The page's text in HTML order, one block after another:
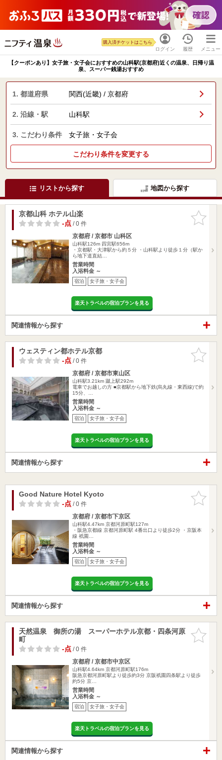
ログイン
購入済チケットはこちら
履歴 メニュー
【クーポンあり】女子旅・女子会におすすめの山科駅(京都府)近くの温泉、日帰り温
泉、スーパー銭湯おすすめ
1. 都道府県 関西(近畿) / 京都府
2. 沿線・駅 山科駅
3. こだわり条件 女子旅・女子会
こだわり条件を変更する
リストから探す 地図から探す
お気に入
りに追加
京都山科 ホテル山楽
-点/ 0 件
京都府 / 京都市 山科区
山科駅126m 四宮駅656m
・京都駅・大津駅から約５分 ・山科駅より徒歩１分（駅か
ら地下道直結…
営業時間
入浴料金 ～
宿泊 女子旅・女子会
楽天トラベルの宿泊プランを見る
関連情報から探す
お気に入
りに追加
ウェスティン都ホテル京都
-点/ 0 件
京都府 / 京都市東山区
山科駅3.21km 蹴上駅292m
電車でお越しの方 ■京都駅から地下鉄(烏丸線・東西線)で約
15分、…
営業時間
入浴料金 ～
宿泊 女子旅・女子会
楽天トラベルの宿泊プランを見る
関連情報から探す
お気に入
りに追加
Good Nature Hotel Kyoto
-点/ 0 件
京都府 / 京都市下京区
山科駅4.47km 京都河原町駅127m
・阪急京都線 京都河原町駅 4番出口より徒歩2分 ・京阪本
線 祇園…
営業時間
入浴料金 ～
宿泊 女子旅・女子会
楽天トラベルの宿泊プランを見る
関連情報から探す
お気に入
りに追加
天然温泉 御所の湯 スーパーホテル京都・四条河原
町
-点/ 0 件
京都府 / 京都市中京区
山科駅4.64km 京都河原町駅176m
阪急京都河原町駅より徒歩約3分 京阪祇園四条駅より徒歩
約5分 京…
営業時間
入浴料金 ～
宿泊 女子旅・女子会
楽天トラベルの宿泊プランを見る
関連情報から探す